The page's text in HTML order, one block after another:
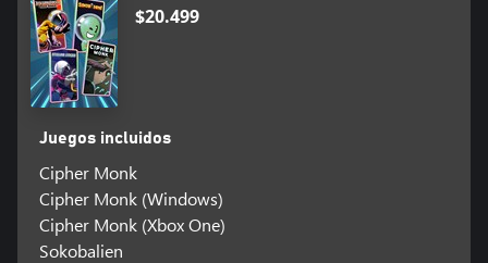
$20.499
Juegos incluidos
Cipher Monk
Cipher Monk (Windows)
Cipher Monk (Xbox One)
Sokobalien